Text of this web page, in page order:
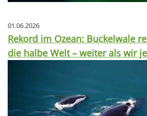
01.06.2026
Rekord im Ozean: Buckelwale
die halbe Welt – weiter als wir